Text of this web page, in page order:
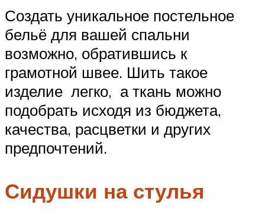
Создать уникальное постельное
бельё для вашей спальни
возможно, обратившись к
грамотной швее. Шить такое
изделие легко, а ткань можно
подобрать исходя из бюджета,
качества, расцветки и других
предпочтений.
Сидушки на стулья